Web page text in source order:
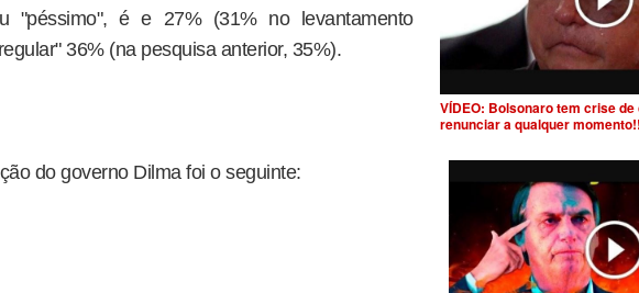
"péssimo", é e 27% (31% no levantamento
36% (na pesquisa anterior, 35%).
do governo Dilma foi o seguinte:
VÍDEO: Bolsonaro tem crise
renunciar a qualquer momento!!